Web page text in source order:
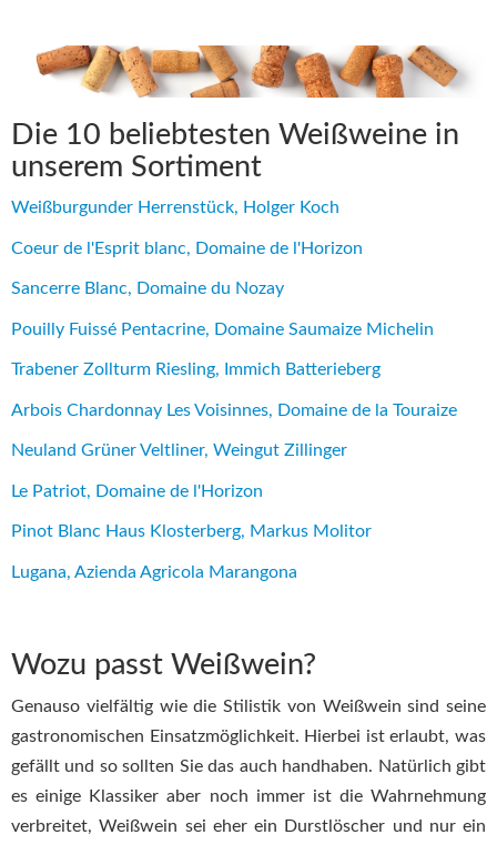
Die 10 beliebtesten Weißweine in
unserem Sortiment
Weißburgunder Herrenstück, Holger Koch
Coeur de l'Esprit blanc, Domaine de l'Horizon
Sancerre Blanc, Domaine du Nozay
Pouilly Fuissé Pentacrine, Domaine Saumaize Michelin
Trabener Zollturm Riesling, Immich Batterieberg
Arbois Chardonnay Les Voisinnes, Domaine de la Touraize
Neuland Grüner Veltliner, Weingut Zillinger
Le Patriot, Domaine de l'Horizon
Pinot Blanc Haus Klosterberg, Markus Molitor
Lugana, Azienda Agricola Marangona
Wozu passt Weißwein?
Genauso vielfältig wie die Stilistik von Weißwein sind seine
gastronomischen Einsatzmöglichkeit. Hierbei ist erlaubt, was
gefällt und so sollten Sie das auch handhaben. Natürlich gibt
es einige Klassiker aber noch immer ist die Wahrnehmung
verbreitet, Weißwein sei eher ein Durstlöscher und nur ein